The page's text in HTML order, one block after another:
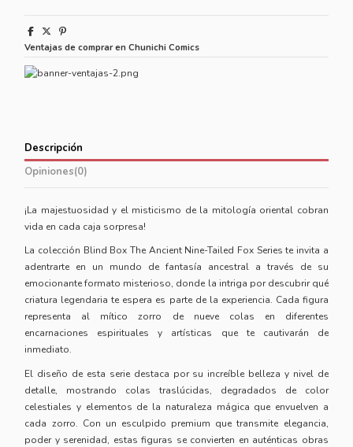
Ventajas de comprar en Chunichi Comics
Descripción
Opiniones(0)
¡La majestuosidad y el misticismo de la mitología oriental cobran
vida en cada caja sorpresa!
La colección Blind Box The Ancient Nine-Tailed Fox Series te invita a
adentrarte en un mundo de fantasía ancestral a través de su
emocionante formato misterioso, donde la intriga por descubrir qué
criatura legendaria te espera es parte de la experiencia. Cada figura
representa al mítico zorro de nueve colas en diferentes
encarnaciones espirituales y artísticas que te cautivarán de
inmediato.
El diseño de esta serie destaca por su increíble belleza y nivel de
detalle, mostrando colas traslúcidas, degradados de color
celestiales y elementos de la naturaleza mágica que envuelven a
cada zorro. Con un esculpido premium que transmite elegancia,
poder y serenidad, estas figuras se convierten en auténticas obras